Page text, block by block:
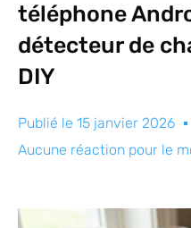
téléphone
détecteur de
DIY
Publié le 15 janvier 2026
Aucune réaction pour le